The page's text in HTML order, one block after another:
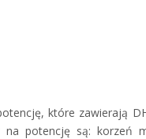
które zawierają
na potencję są: korzeń